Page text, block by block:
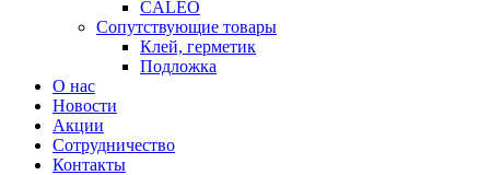
CALEO
Сопутствующие товары
Клей, герметик
Подложка
О нас
Новости
Акции
Сотрудничество
Контакты